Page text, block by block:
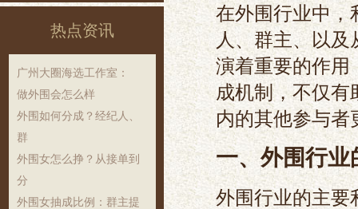
热点资讯
‌广州大圈海选工作室‌：
做外围会怎么样
外围如何分成？经纪人、
群
外围女怎么挣？从接单到
分
外围女抽成比例：群主提
在外围行业中，
人、群主、以
演着重要的作用
成机制，不仅有
内的其他参与者
一、外围行业
外围行业的主要